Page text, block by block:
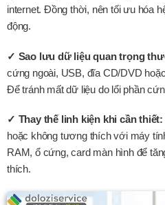
internet. Đồng thời, nên tối ưu hóa
động.
✓ Sao lưu dữ liệu quan trọng
cứng ngoài, USB, đĩa CD/DVD
Để tránh mất dữ liệu do lổi phần
✓ Thay thế linh kiện khi cần thiết:
hoặc không tương thích với máy
RAM, ổ cứng, card màn hình để
thích.